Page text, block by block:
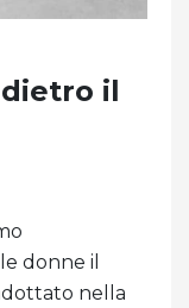
il
donne il
nella